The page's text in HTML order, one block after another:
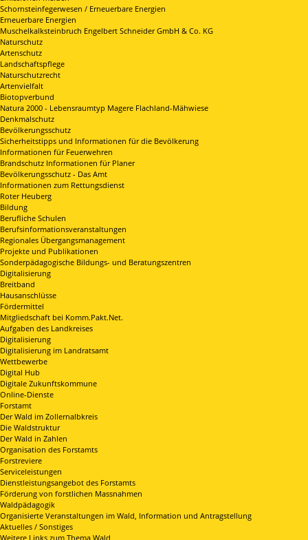
Schornsteinfegerwesen / Erneuerbare Energien
Erneuerbare Energien
Muschelkalksteinbruch Engelbert Schneider GmbH & Co. KG
Naturschutz
Artenschutz
Landschaftspflege
Naturschutzrecht
Artenvielfalt
Biotopverbund
Natura 2000 - Lebensraumtyp Magere Flachland-Mähwiese
Denkmalschutz
Bevölkerungsschutz
Sicherheitstipps und Informationen für die Bevölkerung
Informationen für Feuerwehren
Brandschutz Informationen für Planer
Bevölkerungsschutz - Das Amt
Informationen zum Rettungsdienst
Roter Heuberg
Bildung
Berufliche Schulen
Berufsinformationsveranstaltungen
Regionales Übergangsmanagement
Projekte und Publikationen
Sonderpädagogische Bildungs- und Beratungszentren
Digitalisierung
Breitband
Hausanschlüsse
Fördermittel
Mitgliedschaft bei Komm.Pakt.Net.
Aufgaben des Landkreises
Digitalisierung
Digitalisierung im Landratsamt
Wettbewerbe
Digital Hub
Digitale Zukunftskommune
Online-Dienste
Forstamt
Der Wald im Zollernalbkreis
Die Waldstruktur
Der Wald in Zahlen
Organisation des Forstamts
Forstreviere
Serviceleistungen
Dienstleistungsangebot des Forstamts
Förderung von forstlichen Massnahmen
Waldpädagogik
Organisierte Veranstaltungen im Wald, Information und Antragstellung
Aktuelles / Sonstiges
Weitere Links zum Thema Wald